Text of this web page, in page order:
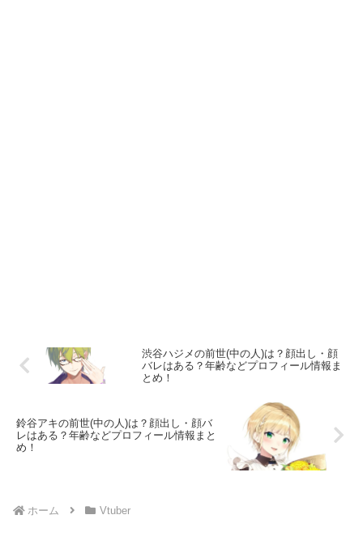
渋谷ハジメの前世(中の人)は？顔出し・顔
バレはある？年齢などプロフィール情報ま
とめ！
鈴谷アキの前世(中の人)は？顔出し・顔バ
レはある？年齢などプロフィール情報まと
め！
ホーム Vtuber